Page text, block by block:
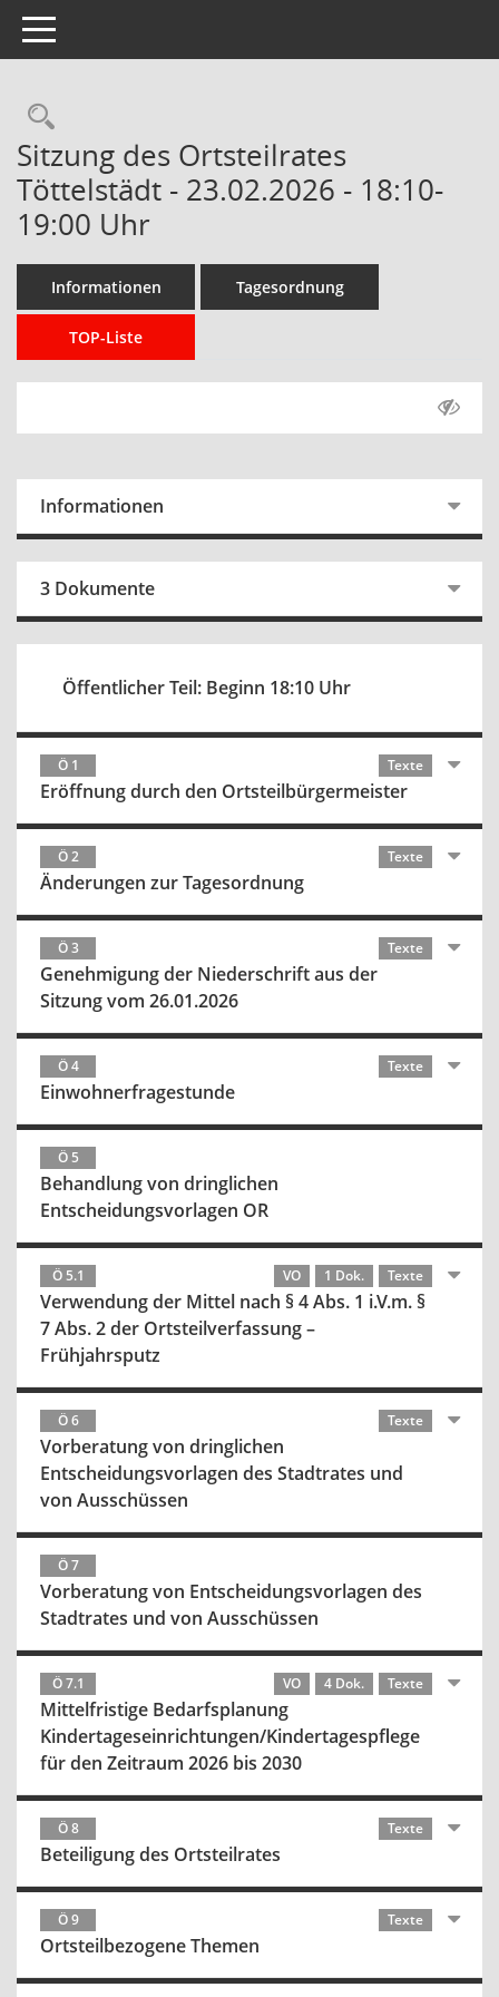
Toggle navigation
Rechercheauswahl
Sitzung des Ortsteilrates
Töttelstädt - 23.02.2026 - 18:10-
19:00 Uhr
Informationen Tagesordnung
TOP-Liste
Informationen
3 Dokumente
Öffentlicher Teil: Beginn 18:10 Uhr
Ö 1 Texte
Eröffnung durch den Ortsteilbürgermeister
Ö 2 Texte
Änderungen zur Tagesordnung
Ö 3 Texte
Genehmigung der Niederschrift aus der
Sitzung vom 26.01.2026
Ö 4 Texte
Einwohnerfragestunde
Ö 5
Behandlung von dringlichen
Entscheidungsvorlagen OR
Ö 5.1 VO 1 Dok. Texte
Verwendung der Mittel nach § 4 Abs. 1 i.V.m. §
7 Abs. 2 der Ortsteilverfassung –
Frühjahrsputz
Ö 6 Texte
Vorberatung von dringlichen
Entscheidungsvorlagen des Stadtrates und
von Ausschüssen
Ö 7
Vorberatung von Entscheidungsvorlagen des
Stadtrates und von Ausschüssen
Ö 7.1 VO 4 Dok. Texte
Mittelfristige Bedarfsplanung
Kindertageseinrichtungen/Kindertagespflege
für den Zeitraum 2026 bis 2030
Ö 8 Texte
Beteiligung des Ortsteilrates
Ö 9 Texte
Ortsteilbezogene Themen